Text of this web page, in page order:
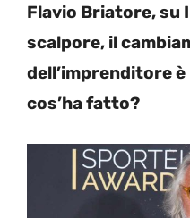
Flavio Briatore, su
scalpore, il
dell’imprenditore
cos’ha fatto?